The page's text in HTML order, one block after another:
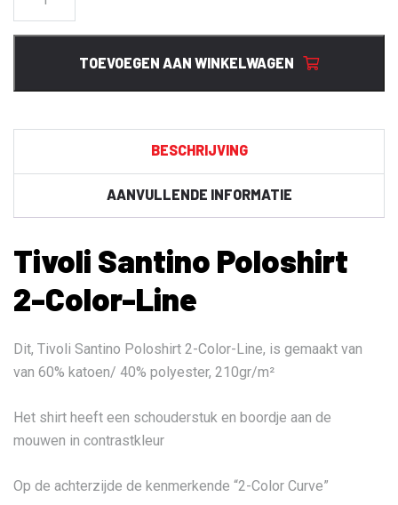
Santino
Poloshirt
TOEVOEGEN AAN WINKELWAGEN
BESCHRIJVING
AANVULLENDE INFORMATIE
Tivoli Santino Poloshirt
2-Color-Line
Dit, Tivoli Santino Poloshirt 2-Color-Line, is gemaakt van
van 60% katoen/ 40% polyester, 210gr/m²
Het shirt heeft een schouderstuk en boordje aan de
mouwen in contrastkleur
Op de achterzijde de kenmerkende “2-Color Curve”